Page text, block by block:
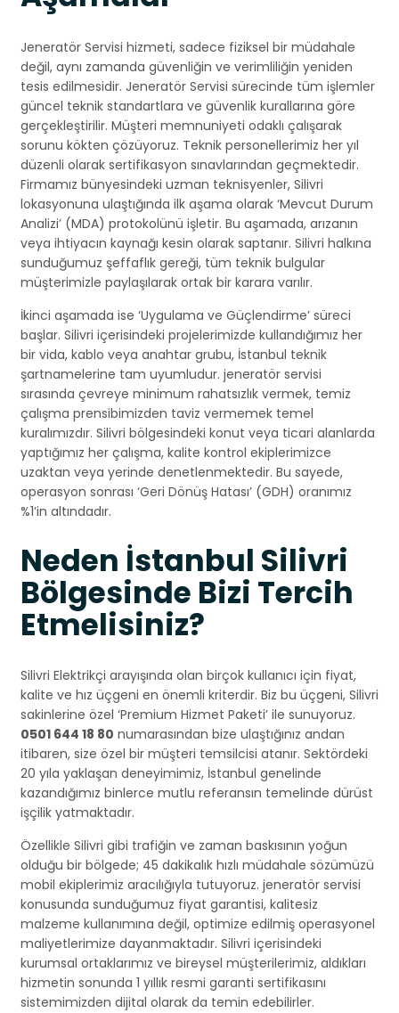
Jeneratör Servisi hizmeti, sadece fiziksel bir müdahale
değil, aynı zamanda güvenliğin ve verimliliğin yeniden
tesis edilmesidir. Jeneratör Servisi sürecinde tüm işlemler
güncel teknik standartlara ve güvenlik kurallarına göre
gerçekleştirilir. Müşteri memnuniyeti odaklı çalışarak
sorunu kökten çözüyoruz. Teknik personellerimiz her yıl
düzenli olarak sertifikasyon sınavlarından geçmektedir.
Firmamız bünyesindeki uzman teknisyenler, Silivri
lokasyonuna ulaştığında ilk aşama olarak ‘Mevcut Durum
Analizi’ (MDA) protokolünü işletir. Bu aşamada, arızanın
veya ihtiyacın kaynağı kesin olarak saptanır. Silivri halkına
sunduğumuz şeffaflık gereği, tüm teknik bulgular
müşterimizle paylaşılarak ortak bir karara varılır.
İkinci aşamada ise ‘Uygulama ve Güçlendirme’ süreci
başlar. Silivri içerisindeki projelerimizde kullandığımız her
bir vida, kablo veya anahtar grubu, İstanbul teknik
şartnamelerine tam uyumludur. jeneratör servisi
sırasında çevreye minimum rahatsızlık vermek, temiz
çalışma prensibimizden taviz vermemek temel
kuralımızdır. Silivri bölgesindeki konut veya ticari alanlarda
yaptığımız her çalışma, kalite kontrol ekiplerimizce
uzaktan veya yerinde denetlenmektedir. Bu sayede,
operasyon sonrası ‘Geri Dönüş Hatası’ (GDH) oranımız
%1’in altındadır.
Neden İstanbul Silivri
Bölgesinde Bizi Tercih
Etmelisiniz?
Silivri Elektrikçi arayışında olan birçok kullanıcı için fiyat,
kalite ve hız üçgeni en önemli kriterdir. Biz bu üçgeni, Silivri
sakinlerine özel ‘Premium Hizmet Paketi’ ile sunuyoruz.
0501 644 18 80 numarasından bize ulaştığınız andan
itibaren, size özel bir müşteri temsilcisi atanır. Sektördeki
20 yıla yaklaşan deneyimimiz, İstanbul genelinde
kazandığımız binlerce mutlu referansın temelinde dürüst
işçilik yatmaktadır.
Özellikle Silivri gibi trafiğin ve zaman baskısının yoğun
olduğu bir bölgede; 45 dakikalık hızlı müdahale sözümüzü
mobil ekiplerimiz aracılığıyla tutuyoruz. jeneratör servisi
konusunda sunduğumuz fiyat garantisi, kalitesiz
malzeme kullanımına değil, optimize edilmiş operasyonel
maliyetlerimize dayanmaktadır. Silivri içerisindeki
kurumsal ortaklarımız ve bireysel müşterilerimiz, aldıkları
hizmetin sonunda 1 yıllık resmi garanti sertifikasını
sistemimizden dijital olarak da temin edebilirler.